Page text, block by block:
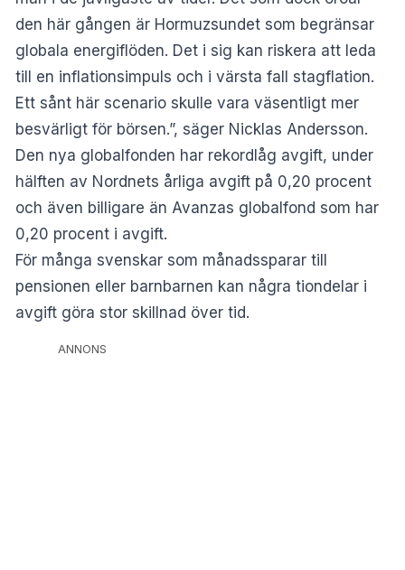
den här gången är Hormuzsundet som begränsar
globala energiflöden. Det i sig kan riskera att leda
till en inflationsimpuls och i värsta fall stagflation.
Ett sånt här scenario skulle vara väsentligt mer
besvärligt för börsen.”, säger Nicklas Andersson.
Den nya globalfonden har rekordlåg avgift, under
hälften av Nordnets årliga avgift på 0,20 procent
och även billigare än Avanzas globalfond som har
0,20 procent i avgift.
För många svenskar som månadssparar till
pensionen eller barnbarnen kan några tiondelar i
avgift göra stor skillnad över tid.
ANNONS